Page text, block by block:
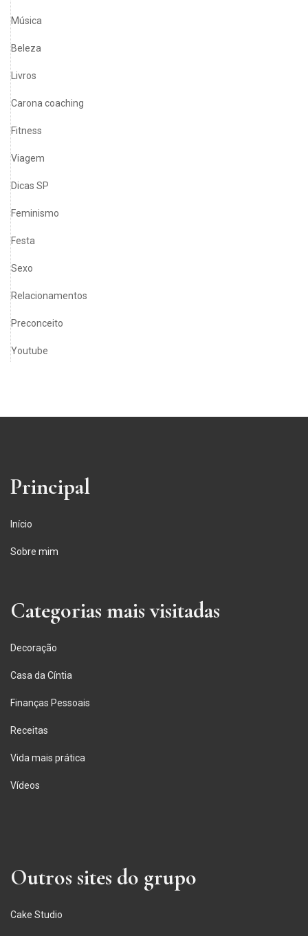
Música
Beleza
Livros
Carona coaching
Fitness
Viagem
Dicas SP
Feminismo
Festa
Sexo
Relacionamentos
Preconceito
Youtube
Principal
Início
Sobre mim
Categorias mais visitadas
Decoração
Casa da Cíntia
Finanças Pessoais
Receitas
Vida mais prática
Vídeos
Outros sites do grupo
Cake Studio